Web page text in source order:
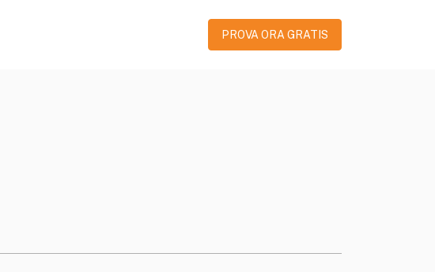
PROVA ORA GRATIS